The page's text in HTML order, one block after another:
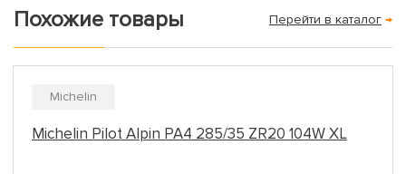
Похожие товары Перейти в каталог →
Michelin
Michelin Pilot Alpin PA4 285/35 ZR20 104W XL